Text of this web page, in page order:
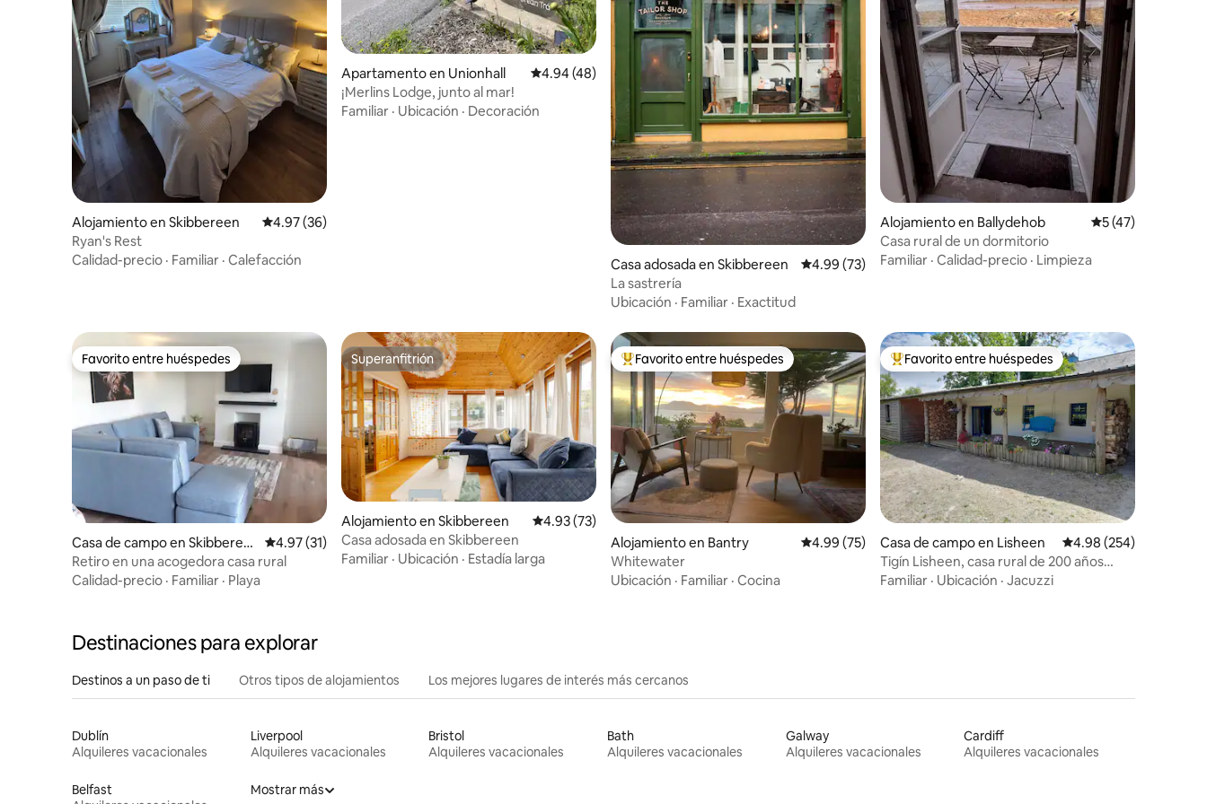
Alojamiento en Skibbereen Calificación promedio: 4.97 de 5, 36 reseñas
4.97 (36)
Ryan's Rest
Calidad-precio · Familiar · Calefacción
Apartamento en Unionhall Calificación promedio: 4.94 de 5, 48 reseñas
4.94 (48)
¡Merlins Lodge, junto al mar!
Familiar · Ubicación · Decoración
Casa adosada en Skibbereen Calificación promedio: 4.99 de 5, 73 reseñas
4.99 (73)
La sastrería
Ubicación · Familiar · Exactitud
Alojamiento en Ballydehob Calificación
5 (47)
Casa rural de un dormitorio
Familiar · Calidad-precio · Limpieza
Favorito entre huéspedes
Favorito entre huéspedes
Casa de campo en Skibberee
n
Calificación promedio: 4.97 de 5, 31 reseñas
4.97 (31)
Retiro en una acogedora casa rural
Calidad-precio · Familiar · Playa
Superanfitrión
Superanfitrión
Alojamiento en Skibbereen Calificación promedio: 4.93 de 5, 73 reseñas
4.93 (73)
Casa adosada en Skibbereen
Familiar · Ubicación · Estadía larga
Favorito entre huéspedes preferido
Favorito entre huéspedes
Alojamiento en Bantry Calificación promedio: 4.99 de 5, 75 reseñas
4.99 (75)
Whitewater
Ubicación · Familiar · Cocina
Favorito entre huéspedes preferido
Favorito entre huéspedes
Casa de campo en Lisheen Calificación promedio:
4.98 (254)
Tigín Lisheen, casa rural de 200 años
restaurada con cariño
Familiar · Ubicación · Jacuzzi
Destinaciones para explorar
Destinos a un paso de ti Otros tipos de alojamientos Los mejores lugares de interés más cercanos
Dublín
Alquileres vacacionales
Liverpool
Alquileres vacacionales
Bristol
Alquileres vacacionales
Bath
Alquileres vacacionales
Galway
Alquileres vacacionales
Cardiff
Alquileres vacacionales
Belfast
Mostrar más